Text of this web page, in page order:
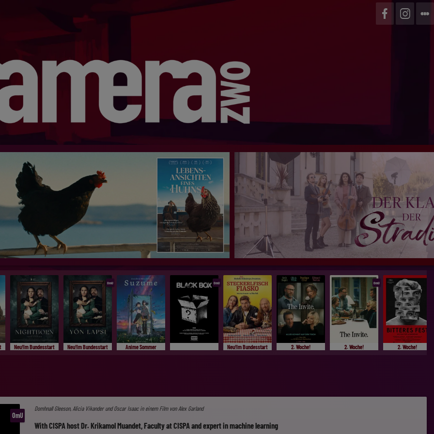
Neu!Im Bundesstart
OmU
Neu!Im Bundesstart Anime Sommer
OmU
Neu!Im Bundesstart 2. Woche!
OmU
2. Woche! 2. Woche!
OmU
Domhnall Gleeson, Alicia Vikander und Oscar Isaac in einem Film von Alex Garland
With CISPA host Dr. Krikamol Muandet, Faculty at CISPA and expert in machine learning